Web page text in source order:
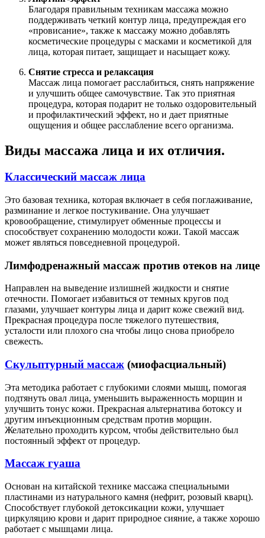
Благодаря правильным техникам массажа можно
поддерживать четкий контур лица, предупреждая его
«провисание», также к массажу можно добавлять
косметические процедуры с масками и косметикой для
лица, которая питает, защищает и насыщает кожу.
Снятие стресса и релаксация
Массаж лица помогает расслабиться, снять напряжение
и улучшить общее самочувствие. Так это приятная
процедура, которая подарит не только оздоровительный
и профилактический эффект, но и дает приятные
ощущения и общее расслабление всего организма.
Виды массажа лица и их отличия.
Классический массаж лица
Это базовая техника, которая включает в себя поглаживание,
разминание и легкое постукивание. Она улучшает
кровообращение, стимулирует обменные процессы и
способствует сохранению молодости кожи. Такой массаж
может являться повседневной процедурой.
Лимфодренажный массаж против отеков на лице
Направлен на выведение излишней жидкости и снятие
отечности. Помогает избавиться от темных кругов под
глазами, улучшает контуры лица и дарит коже свежий вид.
Прекрасная процедура после тяжелого путешествия,
усталости или плохого сна чтобы лицо снова приобрело
свежесть.
Скульптурный массаж (миофасциальный)
Эта методика работает с глубокими слоями мышц, помогая
подтянуть овал лица, уменьшить выраженность морщин и
улучшить тонус кожи. Прекрасная альтернатива ботоксу и
другим инъекционным средствам против морщин.
Желательно проходить курсом, чтобы действительно был
постоянный эффект от процедур.
Массаж гуаша
Основан на китайской технике массажа специальными
пластинами из натурального камня (нефрит, розовый кварц).
Способствует глубокой детоксикации кожи, улучшает
циркуляцию крови и дарит природное сияние, а также хорошо
работает с мышцами лица.